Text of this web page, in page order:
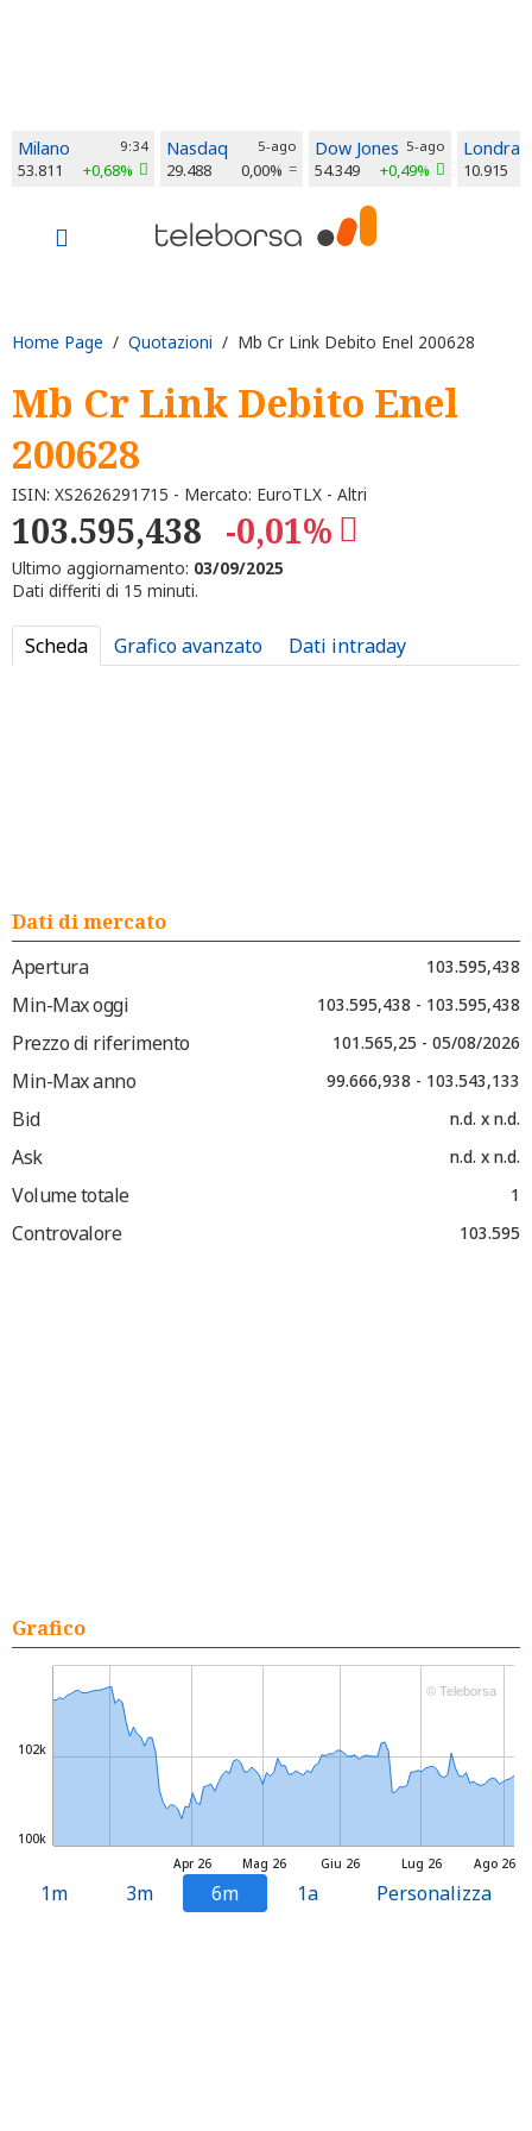
Milano 9:34
53.811 +0,68%
Nasdaq 5-ago
29.488 0,00%
Dow Jones 5-ago
54.349 +0,49%
Londra
10.915
Home Page / Quotazioni / Mb Cr Link Debito Enel 200628
Mb Cr Link Debito Enel
200628
ISIN: XS2626291715 - Mercato: EuroTLX - Altri
103.595,438 -0,01%
Ultimo aggiornamento: 03/09/2025
Dati differiti di 15 minuti.
Scheda Grafico avanzato Dati intraday
Dati di mercato
Apertura
103.595,438
Min-Max oggi 103.595,438 - 103.595,438
Prezzo di riferimento 101.565,25 - 05/08/2026
Min-Max anno 99.666,938 - 103.543,133
Bid n.d. x n.d.
Ask n.d. x n.d.
Volume totale 1
Controvalore 103.595
Grafico
Mag 26 Lug 26
Apr 26 Giu 26 Ago 26
100k
102k
© Teleborsa
1m 3m 6m 1a Personalizza